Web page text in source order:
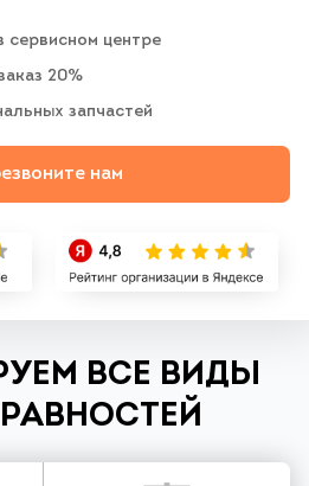
сервисном центре
20%
запчастей
нам
ВСЕ ВИДЫ